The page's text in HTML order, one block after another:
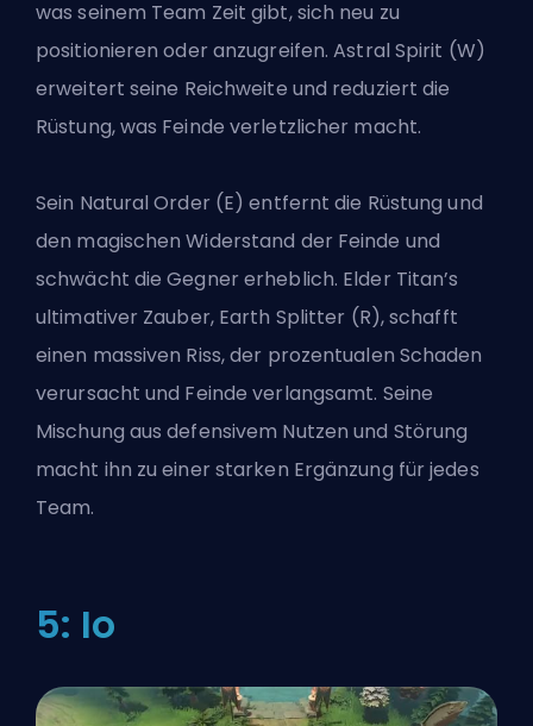
was seinem Team Zeit gibt, sich neu zu
positionieren oder anzugreifen. Astral Spirit (W)
erweitert seine Reichweite und reduziert die
Rüstung, was Feinde verletzlicher macht.
Sein Natural Order (E) entfernt die Rüstung und
den magischen Widerstand der Feinde und
schwächt die Gegner erheblich. Elder Titan’s
ultimativer Zauber, Earth Splitter (R), schafft
einen massiven Riss, der prozentualen Schaden
verursacht und Feinde verlangsamt. Seine
Mischung aus defensivem Nutzen und Störung
macht ihn zu einer starken Ergänzung für jedes
Team.
5: Io